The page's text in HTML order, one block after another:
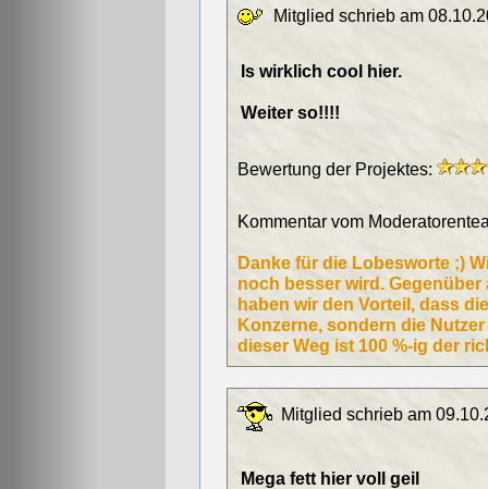
Mitglied schrieb am
Is wirklich cool hier.
Weiter so!!!!
Bewertung der Projektes:
Kommentar vom
Danke für die Lobesworte ;)
noch besser wird.
haben wir den Vorteil, dass
Konzerne, sondern die
dieser Weg ist 100 %-ig der
Mitglied schrieb am
Mega fett hier voll geil